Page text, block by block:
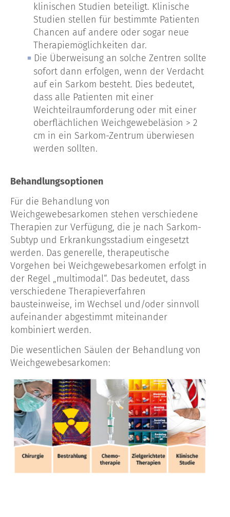
klinischen Studien beteiligt. Klinische
Studien stellen für bestimmte Patienten
Chancen auf andere oder sogar neue
Therapiemöglichkeiten dar.
Die Überweisung an solche Zentren sollte
sofort dann erfolgen, wenn der Verdacht
auf ein Sarkom besteht. Dies bedeutet,
dass alle Patienten mit einer
Weichteilraumforderung oder mit einer
oberflächlichen Weichgewebeläsion > 2
cm in ein Sarkom-Zentrum überwiesen
werden sollten.
Behandlungsoptionen
Für die Behandlung von
Weichgewebesarkomen stehen verschiedene
Therapien zur Verfügung, die je nach Sarkom-
Subtyp und Erkrankungsstadium eingesetzt
werden. Das generelle, therapeutische
Vorgehen bei Weichgewebesarkomen erfolgt in
der Regel „multimodal“. Das bedeutet, dass
verschiedene Therapieverfahren
bausteinweise, im Wechsel und/oder sinnvoll
aufeinander abgestimmt miteinander
kombiniert werden.
Die wesentlichen Säulen der Behandlung von
Weichgewebesarkomen: